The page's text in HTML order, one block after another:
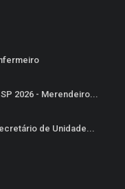
2026 - Merendeiro...
de Unidade...